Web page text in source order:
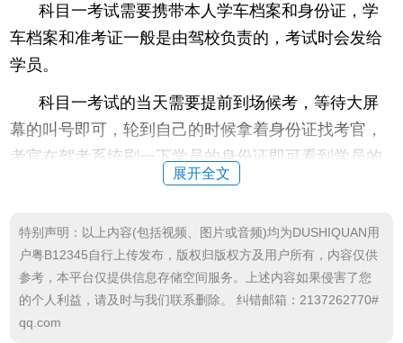
科目一考试需要携带本人学车档案和身份证，学
车档案和准考证一般是由驾校负责的，考试时会发给
学员。
科目一考试的当天需要提前到场候考，等待大屏
幕的叫号即可，轮到自己的时候拿着身份证找考官，
考官在驾考系统刷一下学员的身份证即可看到学员的
报名信息;考官会给学员相关的表格，表格上会有学员
即可开始考试。
展开全文
特别声明：以上内容(包括视频、图片或音频)均为DUSHIQUAN用
户粤B12345自行上传发布，版权归版权方及用户所有，内容仅供
参考，本平台仅提供信息存储空间服务。上述内容如果侵害了您
的个人利益，请及时与我们联系删除。 纠错邮箱：2137262770#
qq.com